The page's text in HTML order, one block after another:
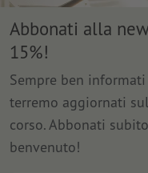
Abbonati alla
15%!
Sempre ben
terremo aggiornati
corso. Abbonati
benvenuto!